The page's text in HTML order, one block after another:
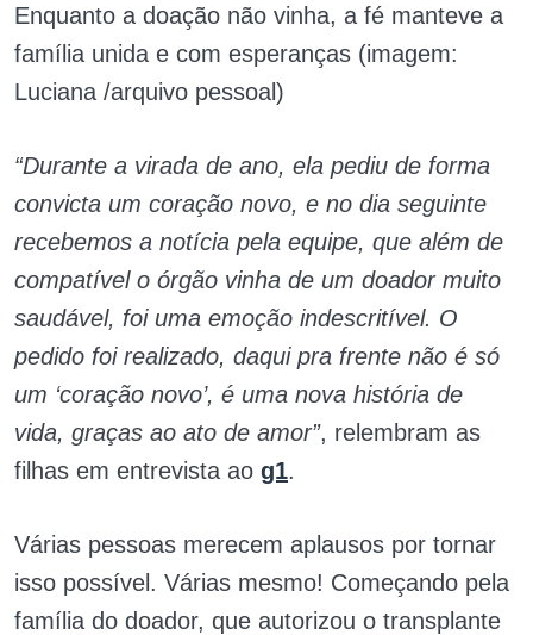
Enquanto a doação não vinha, a fé manteve a
família unida e com esperanças (imagem:
Luciana /arquivo pessoal)
“Durante a virada de ano, ela pediu de forma
convicta um coração novo, e no dia seguinte
recebemos a notícia pela equipe, que além de
compatível o órgão vinha de um doador muito
saudável, foi uma emoção indescritível. O
pedido foi realizado, daqui pra frente não é só
um ‘coração novo’, é uma nova história de
vida, graças ao ato de amor”, relembram as
filhas em entrevista ao g1.
Várias pessoas merecem aplausos por tornar
isso possível. Várias mesmo! Começando pela
família do doador, que autorizou o transplante